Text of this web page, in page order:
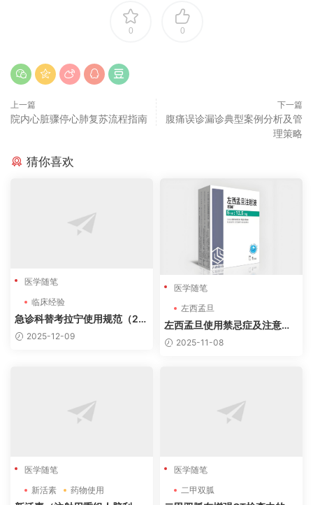
0 0
上一篇
院内心脏骤停心肺复苏流程指南
下一篇
腹痛误诊漏诊典型案例分析及管
理策略
猜你喜欢
医学随笔
临床经验
急诊科替考拉宁使用规范（20
24版）
2025-12-09
医学随笔
左西孟旦
左西孟旦使用禁忌症及注意事
项分析
2025-11-08
医学随笔
新活素
药物使用
医学随笔
二甲双胍